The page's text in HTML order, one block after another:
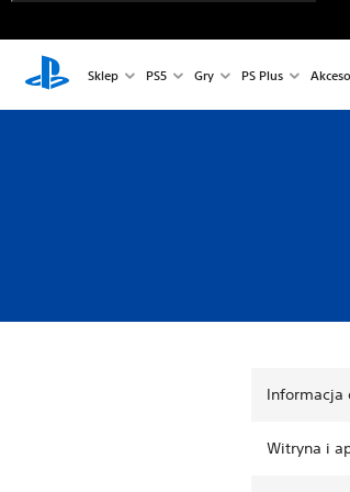
Sklep PS5 Gry PS Plus
Informacja
Witryna i